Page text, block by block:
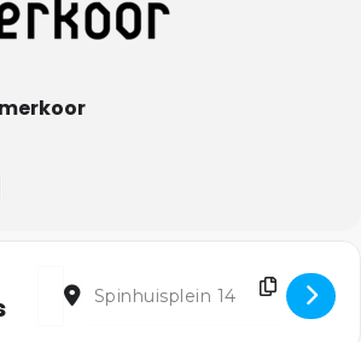
Address - Requiem - Fauré [vBHMfP89e]
Destination Address - Requiem -